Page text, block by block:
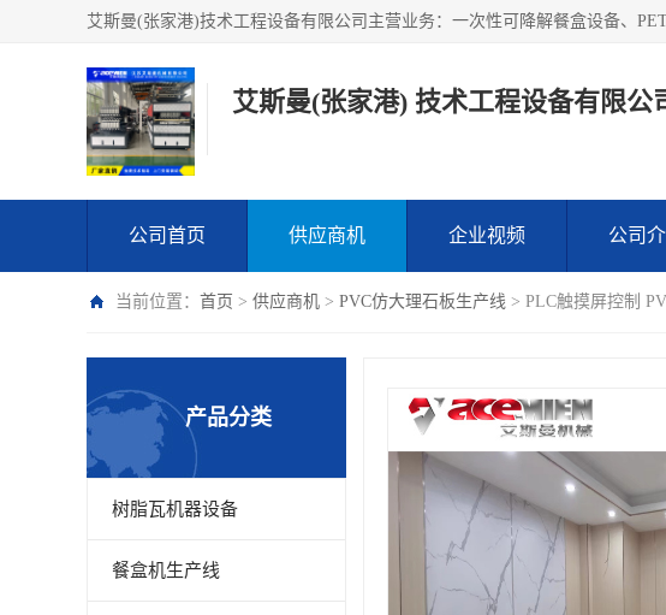
艾斯曼(张家港) 技术工程设备有限公
公司首页 供应商机 企业视频 公司
当前位置： 首页 > 供应商机 > PVC仿大理石板生产线 > PLC触摸屏控制
产品分类
树脂瓦机器设备
餐盒机生产线